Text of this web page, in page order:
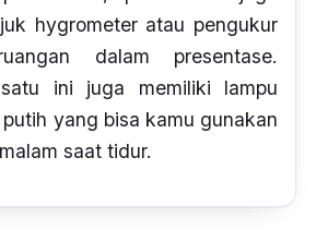
hygrometeratau pengukur
dalam presentase.
ini juga memiliki lampu
yang bisa kamu gunakan
saat tidur.